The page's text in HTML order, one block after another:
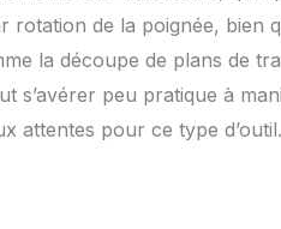
rotation de la poignée, bien
la découpe de plans de
s’avérer peu pratique à
attentes pour ce type d’outil.